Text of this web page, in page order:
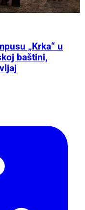
„Krka“ u
baštini,